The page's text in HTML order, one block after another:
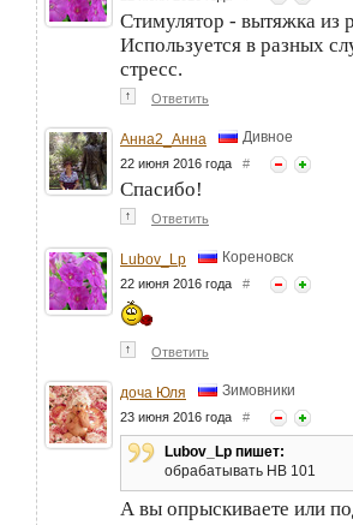
Стимулятор - вытяжка из
Используется в разных
стресс.
↑ Ответить
Анна2_Анна Дивное
22 июня 2016 года #
Спасибо!
↑ Ответить
Lubov_Lp Кореновск
22 июня 2016 года #
↑ Ответить
доча Юля Зимовники
23 июня 2016 года #
Lubov_Lp пишет:
обрабатывать НВ 101
А вы опрыскиваете или